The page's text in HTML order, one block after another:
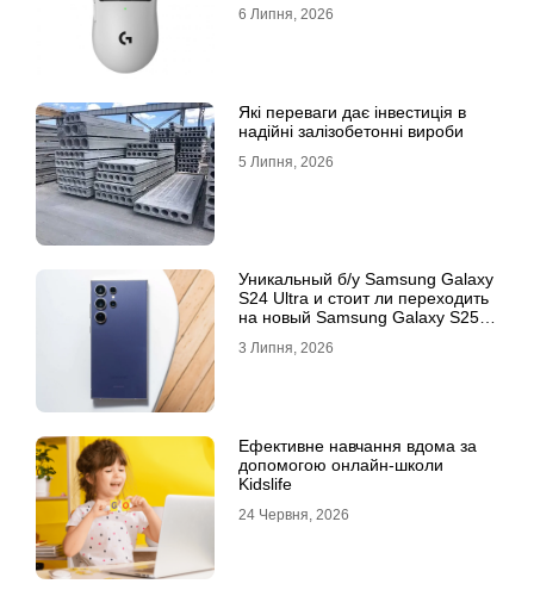
6 Липня, 2026
Які переваги дає інвестиція в
надійні залізобетонні вироби
5 Липня, 2026
Уникальный б/у Samsung Galaxy
S24 Ultra и стоит ли переходить
на новый Samsung Galaxy S25
3 Липня, 2026
Ефективне навчання вдома за
допомогою онлайн-школи
Kidslife
24 Червня, 2026